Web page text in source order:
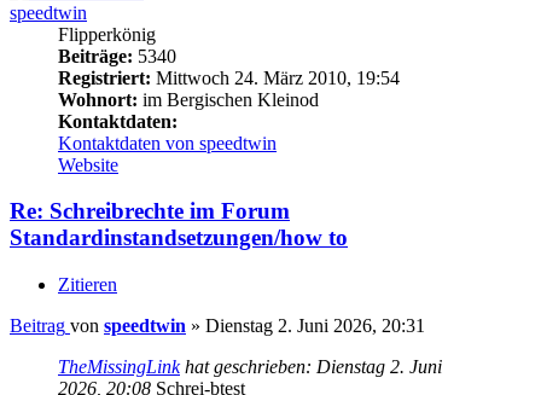
speedtwin
Flipperkönig
Beiträge: 5340
Registriert: Mittwoch 24. März 2010, 19:54
Wohnort: im Bergischen Kleinod
Kontaktdaten:
Kontaktdaten von speedtwin
Website
Re: Schreibrechte im Forum
Standardinstandsetzungen/how to
Zitieren
Beitrag von speedtwin » Dienstag 2. Juni 2026, 20:31
TheMissingLinkhat geschrieben: Dienstag 2. Juni
2026, 20:08 Schrei-btest